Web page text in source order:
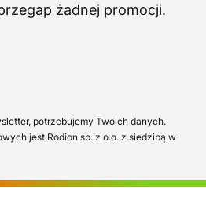
żadnej promocji.
potrzebujemy Twoich danych.
jest Rodion sp. z o.o. z siedzibą w